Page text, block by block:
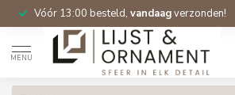
Vóór 13:00 besteld, vandaagverzonden!
MENU